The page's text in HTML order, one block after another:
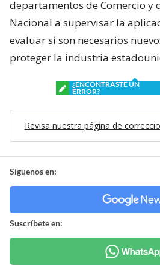
departamentos de Comercio y
Nacional a supervisar la
evaluar si son necesarios
proteger la industria
¿ENCONTRASTE UN
ERROR?
Revisa nuestra página de
Síguenos en:
Suscríbete en: